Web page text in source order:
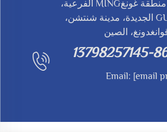
شياونان، قرية شانغ، منطقة غونغMING الفرعية،
منطقة GUANGMING الجديدة، مدينة شنتشن،
الصين
Email: [email